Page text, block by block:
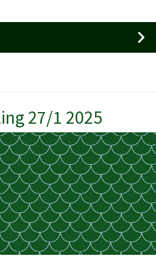
27/1 2025